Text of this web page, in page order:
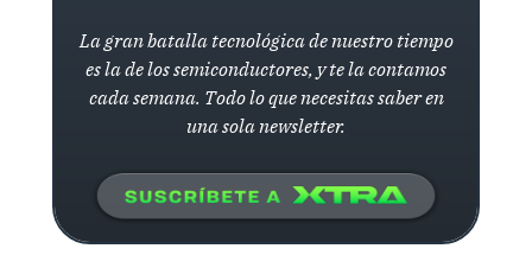
La gran batalla tecnológica de nuestro tiempo
es la de los semiconductores, y te la contamos
cada semana. Todo lo que necesitas saber en
una sola newsletter.